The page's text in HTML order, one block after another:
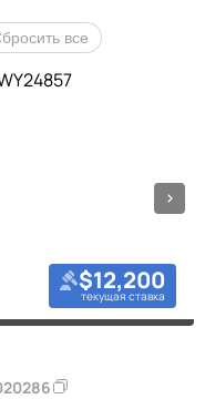
все
$12,200
текущая ставка